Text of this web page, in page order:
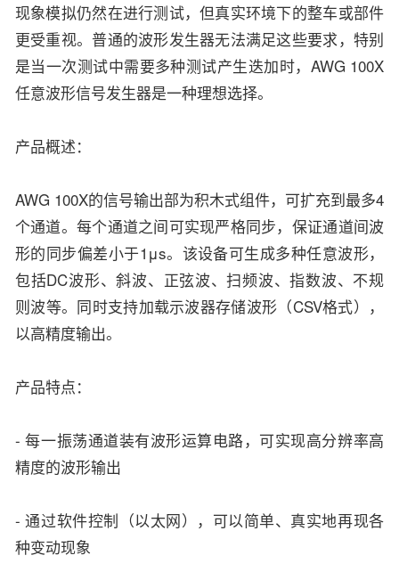
现象模拟仍然在进行测试，但真实环境下的整车或部件
更受重视。普通的波形发生器无法满足这些要求，特别
是当一次测试中需要多种测试产生迭加时，AWG 100X
任意波形信号发生器是一种理想选择。
产品概述：
AWG 100X的信号输出部为积木式组件，可扩充到最多4
个通道。每个通道之间可实现严格同步，保证通道间波
形的同步偏差小于1μs。该设备可生成多种任意波形，
包括DC波形、斜波、正弦波、扫频波、指数波、不规
则波等。同时支持加载示波器存储波形（CSV格式），
以高精度输出。
产品特点：
- 每一振荡通道装有波形运算电路，可实现高分辨率高
精度的波形输出
- 通过软件控制（以太网），可以简单、真实地再现各
种变动现象